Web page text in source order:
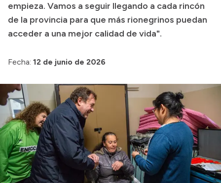
Consulta de pago a proveedores
Convocatorias
Login
empieza. Vamos a seguir llegando a cada rincón
de la provincia para que más rionegrinos puedan
acceder a una mejor calidad de vida".
Fecha: 12 de junio de 2026